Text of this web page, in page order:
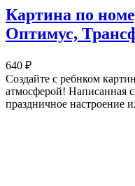
Картина по
Оптимус,
640 ₽
Создайте с ребнком
атмосферой! Написанная
праздничное настроение